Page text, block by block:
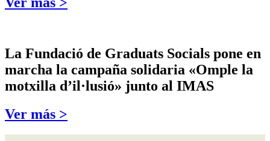
La Fundació de Graduats Socials pone en
marcha la campaña solidaria «Omple la
motxilla d’il·lusió» junto al IMAS
Ver más >